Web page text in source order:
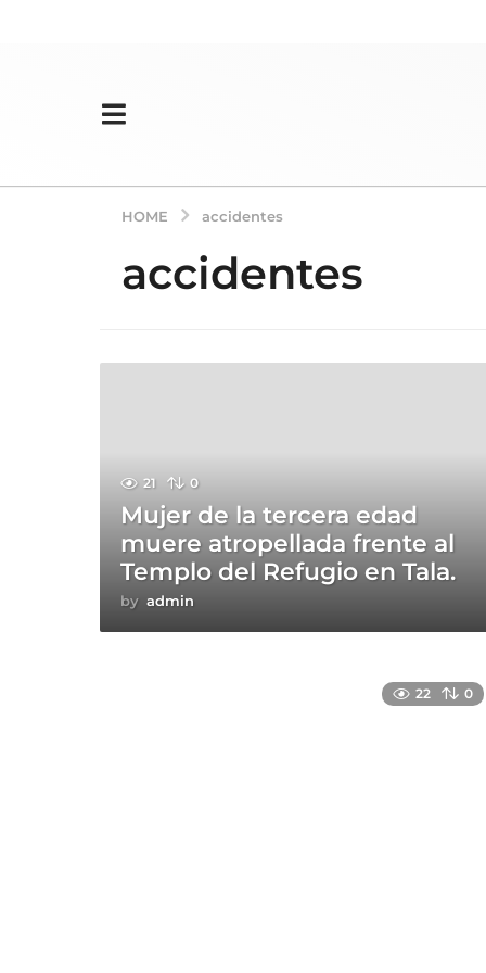
HOME accidentes
accidentes
21 0
Mujer de la tercera edad
muere atropellada frente al
Templo del Refugio en Tala.
by admin
22 0